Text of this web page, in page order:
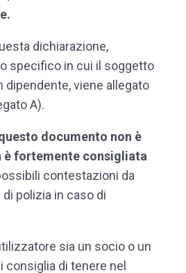
dichiarazione,
specifico in cui il soggetto
dipendente, viene allegato
A).
documento non è
è fortemente consigliata
contestazioni da
polizia in caso di
sia un socio o un
di tenere nel